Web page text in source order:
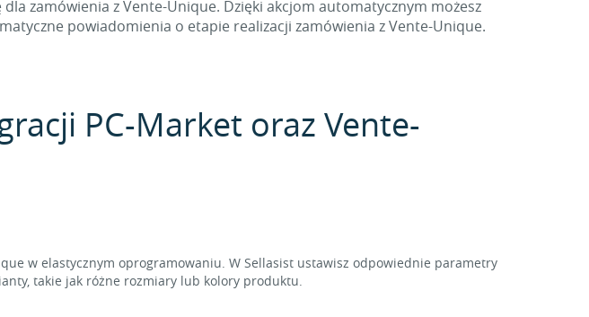
zamówienia z Vente-Unique. Dzięki akcjom automatycznym możesz
powiadomienia o etapie realizacji zamówienia z Vente-Unique.
PC-Market oraz Vente-
w elastycznym oprogramowaniu. W Sellasist ustawisz odpowiednie parametry
takie jak różne rozmiary lub kolory produktu.